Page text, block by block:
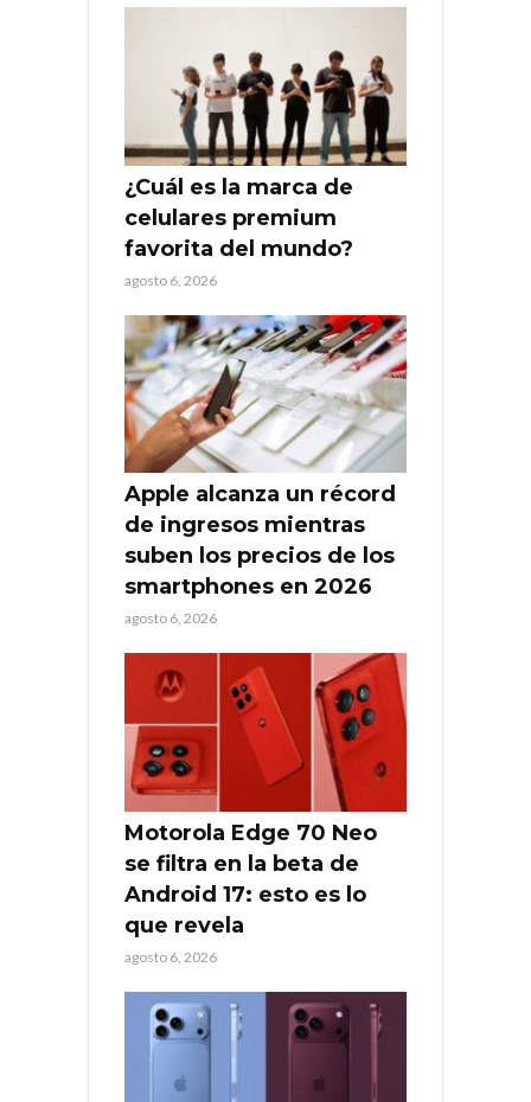
¿Cuál es la marca de
celulares premium
favorita del mundo?
agosto 6, 2026
Apple alcanza un récord
de ingresos mientras
suben los precios de los
smartphones en 2026
agosto 6, 2026
Motorola Edge 70 Neo
se filtra en la beta de
Android 17: esto es lo
que revela
agosto 6, 2026